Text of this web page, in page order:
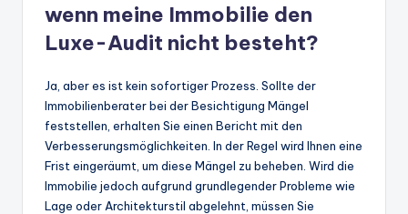
wenn meine Immobilie den
Luxe-Audit nicht besteht?
Ja, aber es ist kein sofortiger Prozess. Sollte der
Immobilienberater bei der Besichtigung Mängel
feststellen, erhalten Sie einen Bericht mit den
Verbesserungsmöglichkeiten. In der Regel wird Ihnen eine
Frist eingeräumt, um diese Mängel zu beheben. Wird die
Immobilie jedoch aufgrund grundlegender Probleme wie
Lage oder Architekturstil abgelehnt, müssen Sie